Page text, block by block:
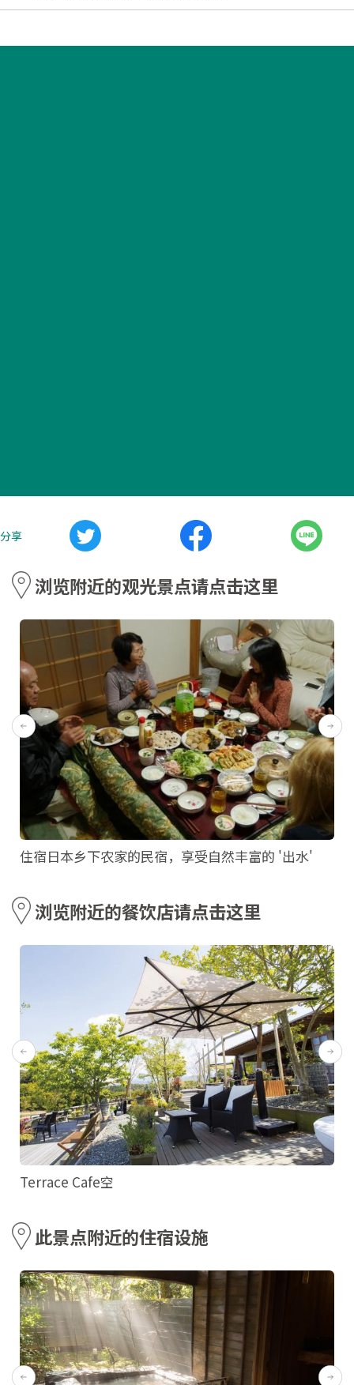
分享
浏览附近的观光景点请点击这里
住宿日本乡下农家的民宿，享受自然丰富的 '出水'
浏览附近的餐饮店请点击这里
Terrace Cafe空
此景点附近的住宿设施